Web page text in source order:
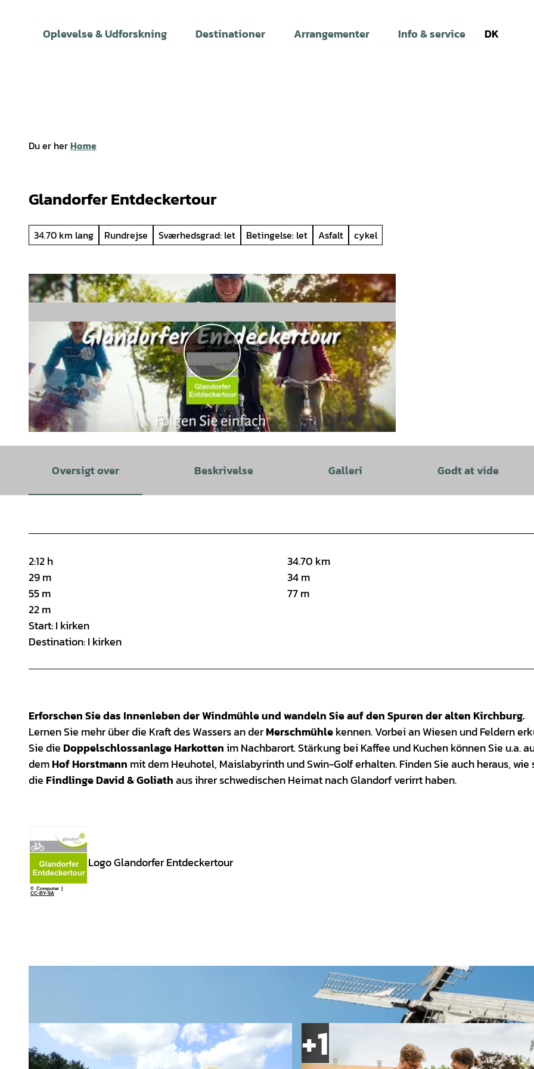
Oplevelse & Udforskning Destinationer Arrangementer Info & service DK
Du er herHome
Glandorfer Entdeckertour
34.70 km lang Rundrejse Sværhedsgrad: let Betingelse: let Asfalt cykel
A
f
s
p
i
l
v
Oversigt over Beskrivelse Galleri Godt at vide
2:12 h
34.70 km
29 m
34 m
55 m
77 m
22 m
Start: I kirken
Destination: I kirken
Erforschen Sie das Innenleben der Windmühle und wandeln Sie auf den Spuren der alten Kirchburg.
​Lernen Sie mehr über die Kraft des Wassers an derMerschmühlekennen. Vorbei an Wiesen und Feldern
Sie die Doppelschlossanlage Harkottenim Nachbarort. Stärkung bei Kaffee und Kuchen können Sie u.a.
demHof Horstmann mit dem Heuhotel, Maislabyrinth und Swin-Golf erhalten. Finden Sie auch heraus, wie
die Findlinge David & Goliathaus ihrer schwedischen Heimat nach Glandorf verirrt haben.
© Computer |
CC-BY-SA
Logo Glandorfer Entdeckertour